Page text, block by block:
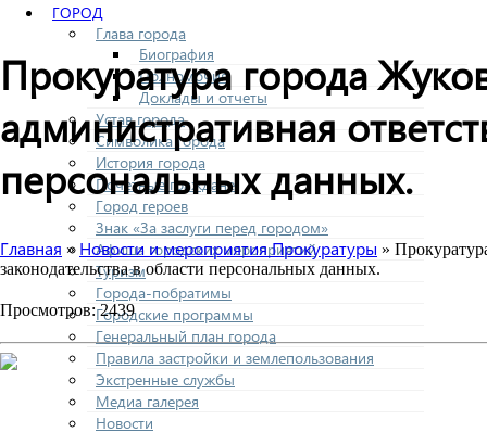
ГОРОД
Глава города
Биография
Полномочия
Доклады и отчеты
Устав города
Символика города
История города
Почетные граждане
Город героев
Знак «За заслуги перед городом»
Афиша городских мероприятий
Туризм
Города-побратимы
Городские программы
Генеральный план города
Правила застройки и землепользования
Экстренные службы
Медиа галерея
Новости
Прокуратура города
административная
персональных данных.
Главная » Новости и мероприятия Прокуратуры »
законодательства в области персональных данных.
Просмотров: 2439